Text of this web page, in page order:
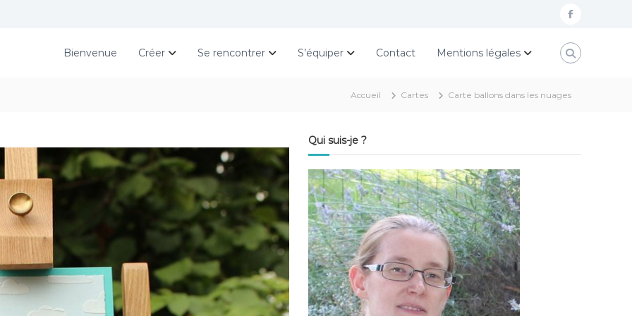
f
c
Bienvenue Créer Se rencontrer S’équiper Contact Mentions légales
Accueil Cartes Carte ballons dans les nuages
Qui suis-je ?